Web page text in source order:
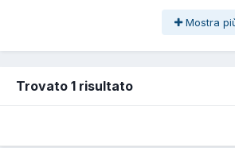
Mostra
Trovato 1 risultato